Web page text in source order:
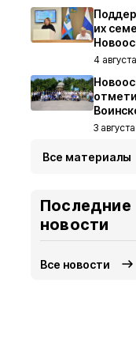
их
4
3
Все материалы
Последние
новости
Все новости